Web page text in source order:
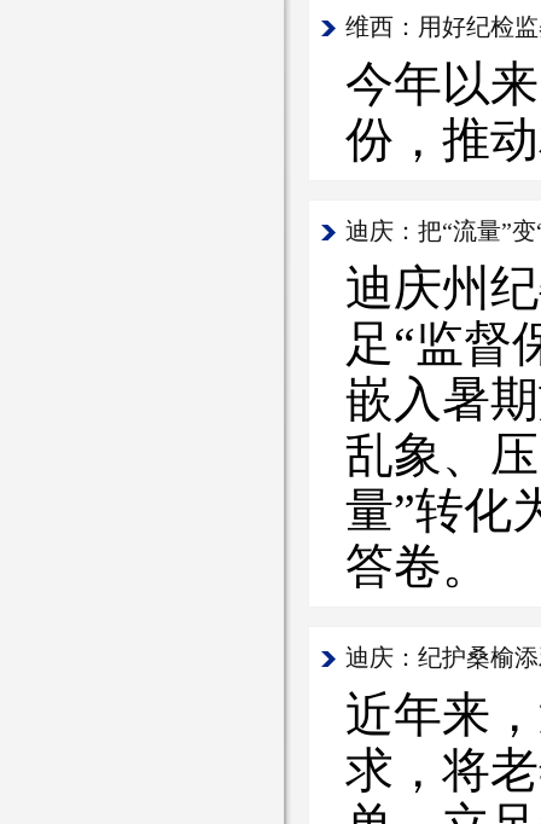
维西：用好纪检
今年以
份，推
迪庆：把“流量”
迪庆州
足“监督
嵌入暑
乱象、
量”转化
答卷。
迪庆：纪护桑榆
近年来
求，将